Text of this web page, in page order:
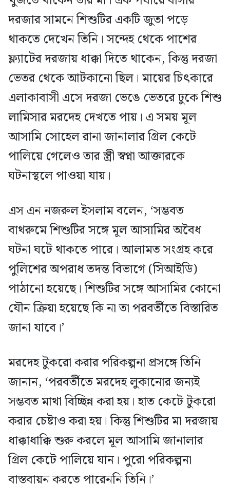
দরজার সামনে শিশুটির একটি জুতা পড়ে
থাকতে দেখেন তিনি। সন্দেহ থেকে পাশের
ফ্ল্যাটের দরজায় ধাক্কা দিতে থাকেন, কিন্তু দরজা
ভেতর থেকে আটকানো ছিল। মায়ের চিৎকারে
এলাকাবাসী এসে দরজা ভেঙে ভেতরে ঢুকে শিশু
লামিসার মরদেহ দেখতে পায়। এ সময় মূল
আসামি সোহেল রানা জানালার গ্রিল কেটে
পালিয়ে গেলেও তার স্ত্রী স্বপ্না আক্তারকে
ঘটনাস্থলে পাওয়া যায়।
এস এন নজরুল ইসলাম বলেন, ‘সম্ভবত
বাথরুমে শিশুটির সঙ্গে মূল আসামির অবৈধ
ঘটনা ঘটে থাকতে পারে। আলামত সংগ্রহ করে
পুলিশের অপরাধ তদন্ত বিভাগে (সিআইডি)
পাঠানো হয়েছে। শিশুটির সঙ্গে আসামির কোনো
যৌন ক্রিয়া হয়েছে কি না তা পরবর্তীতে বিস্তারিত
জানা যাবে।’
মরদেহ টুকরো করার পরিকল্পনা প্রসঙ্গে তিনি
জানান, ‘পরবর্তীতে মরদেহ লুকানোর জন্যই
সম্ভবত মাথা বিচ্ছিন্ন করা হয়। হাত কেটে টুকরো
করার চেষ্টাও করা হয়। কিন্তু শিশুটির মা দরজায়
ধাক্কাধাক্কি শুরু করলে মূল আসামি জানালার
গ্রিল কেটে পালিয়ে যান। পুরো পরিকল্পনা
বাস্তবায়ন করতে পারেননি তিনি।’